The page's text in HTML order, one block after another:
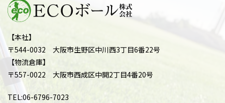
【本社】
〒544-0032 大阪市生野区中川西3丁目6番22号
【物流倉庫】
〒557-0022 大阪市西成区中開2丁目4番20号
TEL:06-6796-7023